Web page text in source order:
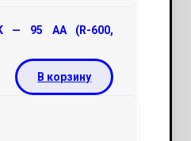
— 95 AA (R-600,
В корзину